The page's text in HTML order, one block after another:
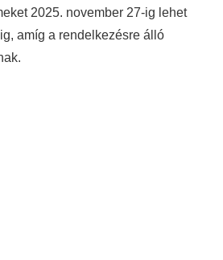
2025. november 27-ig lehet
amíg a rendelkezésre álló